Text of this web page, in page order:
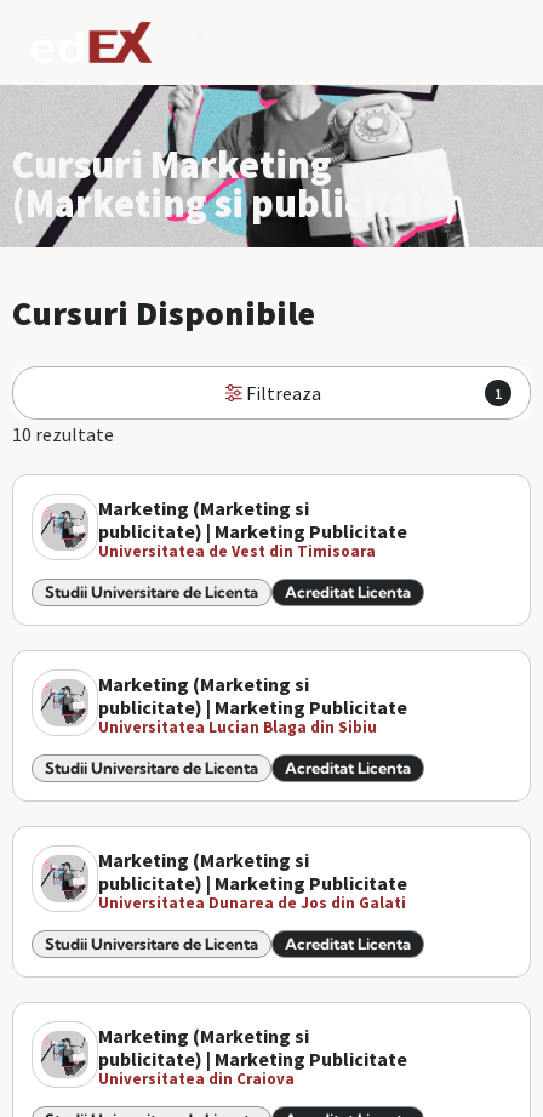
Cursuri Marketing
(Marketing si publicitate)
Cursuri Disponibile
Filtreaza 1
10 rezultate
Marketing (Marketing si
publicitate) | Marketing Publicitate
Universitatea de Vest din Timisoara
Studii Universitare de Licenta Acreditat Licenta
Marketing (Marketing si
publicitate) | Marketing Publicitate
Universitatea Lucian Blaga din Sibiu
Studii Universitare de Licenta Acreditat Licenta
Marketing (Marketing si
publicitate) | Marketing Publicitate
Universitatea Dunarea de Jos din Galati
Studii Universitare de Licenta Acreditat Licenta
Marketing (Marketing si
publicitate) | Marketing Publicitate
Universitatea din Craiova